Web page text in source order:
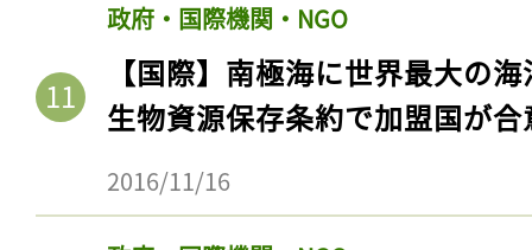
政府・国際機関・NGO
【国際】南極海に世界最大の
生物資源保存条約で加盟国が合
2016/11/16